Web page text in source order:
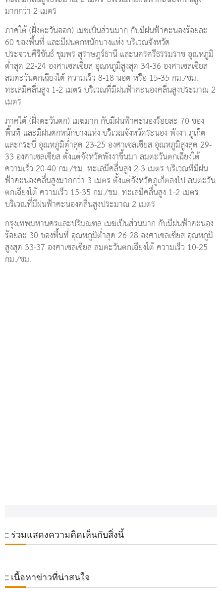
มากกว่า 2 เมตร
ภาคใต้ (ฝั่งตะวันออก) เมฆเป็นส่วนมาก กับมีฝนฟ้าคะนองร้อยละ
60 ของพื้นที่ และมีฝนตกหนักบางแห่ง บริเวณจังหวัด
ประจวบคีรีขันธ์ ชุมพร สุราษฎร์ธานี และนครศรีธรรมราช อุณหภูมิ
ต่ำสุด 22-24 องศาเซลเซียส อุณหภูมิสูงสุด 34-36 องศาเซลเซียส
ลมตะวันตกเฉียงใต้ ความเร็ว 8-18 นอต หรือ 15-35 กม./ชม.
ทะเลมีคลื่นสูง 1-2 เมตร บริเวณที่มีฝนฟ้าคะนองคลื่นสูงประมาณ 2
เมตร
ภาคใต้ (ฝั่งตะวันตก) เมฆมาก กับมีฝนฟ้าคะนองร้อยละ 70 ของ
พื้นที่ และมีฝนตกหนักบางแห่ง บริเวณจังหวัดระนอง พังงา ภูเก็ต
และกระบี่ อุณหภูมิต่ำสุด 23-25 องศาเซลเซียส อุณหภูมิสูงสุด 29-
33 องศาเซลเซียส ตั้งแต่จังหวัดพังงาขึ้นมา ลมตะวันตกเฉียงใต้
ความเร็ว 20-40 กม./ชม. ทะเลมีคลื่นสูง 2-3 เมตร บริเวณที่มีฝน
ฟ้าคะนองคลื่นสูงมากกว่า 3 เมตร ตั้งแต่จังหวัดภูเก็ตลงไป ลมตะวัน
ตกเฉียงใต้ ความเร็ว 15-35 กม./ชม. ทะเลมีคลื่นสูง 1-2 เมตร
บริเวณที่มีฝนฟ้าคะนองคลื่นสูงประมาณ 2 เมตร
กรุงเทพมหานครและปริมณฑล เมฆเป็นส่วนมาก กับมีฝนฟ้าคะนอง
ร้อยละ 30 ของพื้นที่ อุณหภูมิต่ำสุด 26-28 องศาเซลเซียส อุณหภูมิ
สูงสุด 33-37 องศาเซลเซียส ลมตะวันตกเฉียงใต้ ความเร็ว 10-25
กม./ชม.
:: ร่วมแสดงความคิดเห็นกับสิ่งนี้
:: เนื้อหาข่าวที่น่าสนใจ